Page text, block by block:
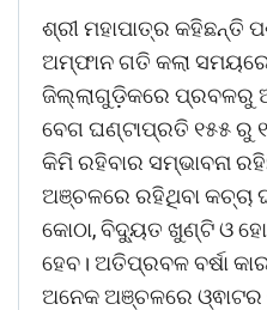
ଶ୍ରୀ ମହାପାତ୍ର
ଅମ୍ଫାନ ଗତି କଲା
ଜିଲ୍ଲାଗୁଡ଼ିକରେ ପ୍ରବଳରୁ
ବେଗ ଘଣ୍ଟାପ୍ରତି ୧୫୫ ରୁ
କିମି ରହିବାର ସମ୍ଭାବନା
ଅଞ୍ଚଳରେ ରହିଥିବା କଚ୍ଚା
କୋଠା, ବିଦ୍ୟୁତ ଖୁଣ୍ଟି ଓ
ହେବ। ଅତିପ୍ରବଳ ବର୍ଷା
ଅନେକ ଅଞ୍ଚଳରେ ଓ୍ଵାଟର